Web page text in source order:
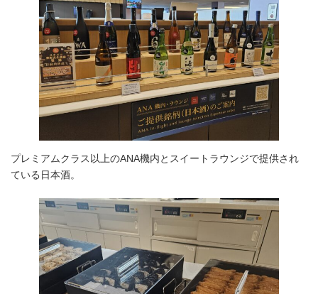
プレミアムクラス以上のANA機内とスイートラウンジで提供され
ている日本酒。